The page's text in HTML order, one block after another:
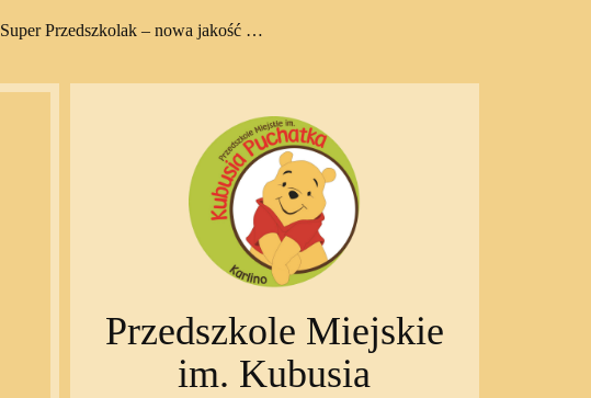
Super Przedszkolak – nowa jakość …
Przedszkole Miejskie
im. Kubusia